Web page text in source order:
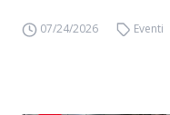
07/24/2026 Eventi